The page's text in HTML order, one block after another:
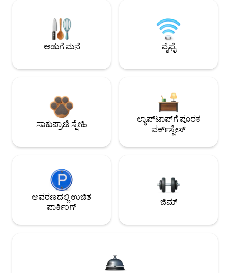
ಅಡುಗೆ ಮನೆ ವೈಫೈ
ಸಾಕುಪ್ರಾಣಿ ಸ್ನೇಹಿ
ಲ್ಯಾಪ್‌ಟಾಪ್‌ಗೆ ಪೂರಕ
ವರ್ಕ್‌ಸ್ಪೇಸ್
ಆವರಣದಲ್ಲಿ ಉಚಿತ
ಪಾರ್ಕಿಂಗ್
ಜಿಮ್